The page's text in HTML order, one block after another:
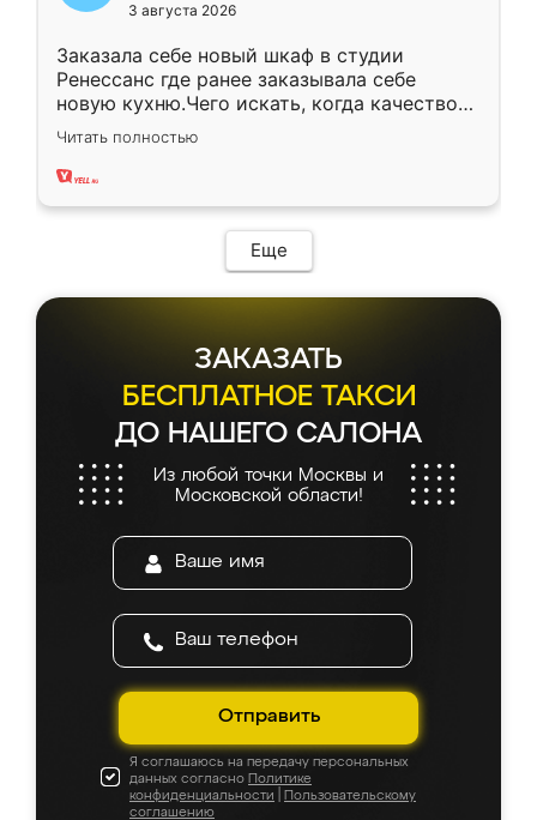
3 августа 2026
Заказала себе новый шкаф в студии
Ренессанс где ранее заказывала себе
новую кухню.Чего искать, когда качеством
вполне довольна. Служит кухня уже почти
два года, нареканий нет.
Читать полностью
Еще
ЗАКАЗАТЬ
БЕСПЛАТНОЕ ТАКСИ
ДО НАШЕГО САЛОНА
Из любой точки Москвы и
Московской области!
Отправить
Я соглашаюсь на передачу персональных
данных согласно Политике
конфиденциальности
Пользовательскому
соглашению